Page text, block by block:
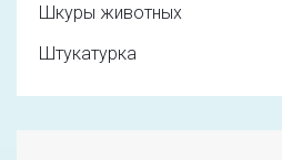
Шкуры животных
Штукатурка